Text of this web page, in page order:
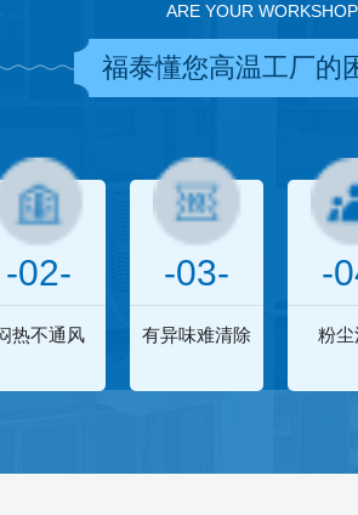
ARE YOUR
福泰懂您高温工厂的
-02-
热不通风
-03-
有异味难清除
-
粉尘